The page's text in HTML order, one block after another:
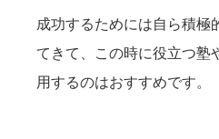
成功するためには自ら積極
てきて、この時に役立つ塾
用するのはおすすめです。